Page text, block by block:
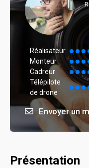
Réalisateur
Monteur
Cadreur
Télépilote
de drone
Envoyer un
Présentation